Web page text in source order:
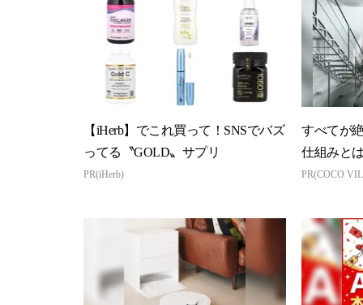
【iHerb】でこれ買って！SNSでバズ
ってる〝GOLD〟サプリ
PR(iHerb)
すべてが
仕組みと
PR(COCO